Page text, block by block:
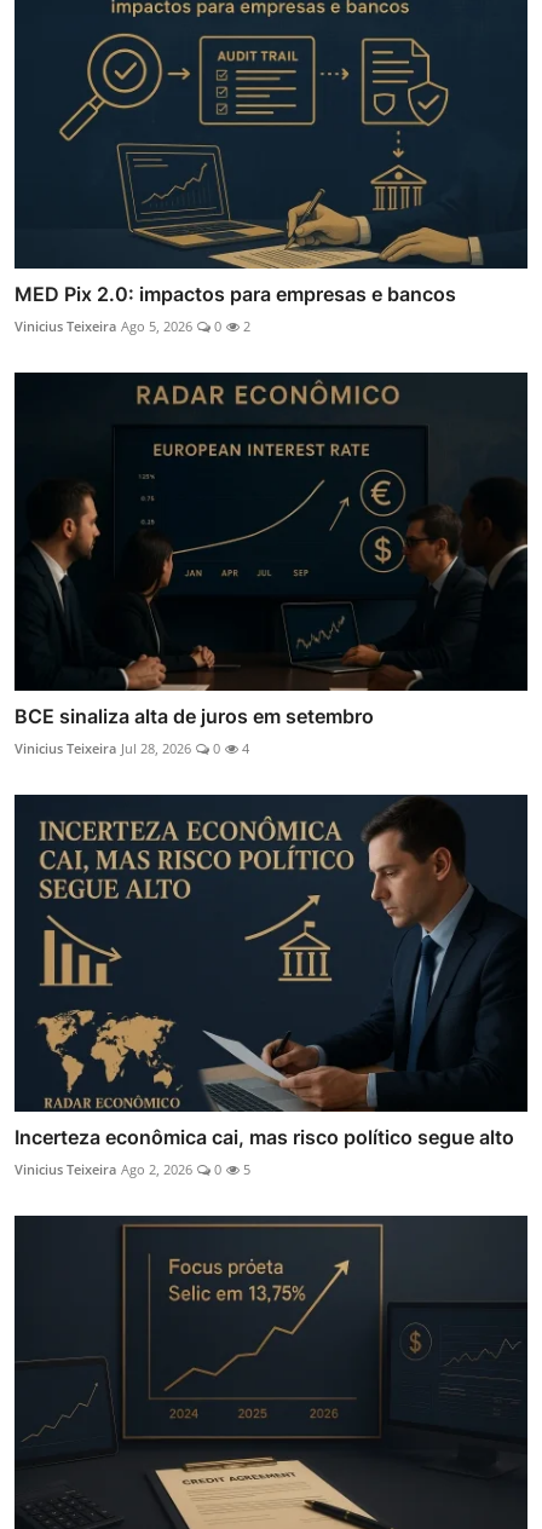
MED Pix 2.0: impactos para empresas e bancos
Vinicius Teixeira Ago 5, 2026 0 2
BCE sinaliza alta de juros em setembro
Vinicius Teixeira Jul 28, 2026 0 4
Incerteza econômica cai, mas risco político segue alto
Vinicius Teixeira Ago 2, 2026 0 5